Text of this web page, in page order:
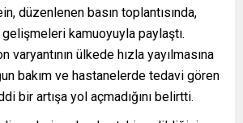
düzenlenen basın toplantısında,
kamuoyuyla paylaştı.
varyantının ülkede hızla yayılmasına
bakım ve hastanelerde tedavi gören
bir artışa yol açmadığını belirtti.